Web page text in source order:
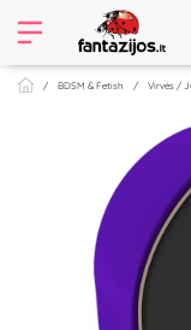
BDSM & Fetish Virvės /